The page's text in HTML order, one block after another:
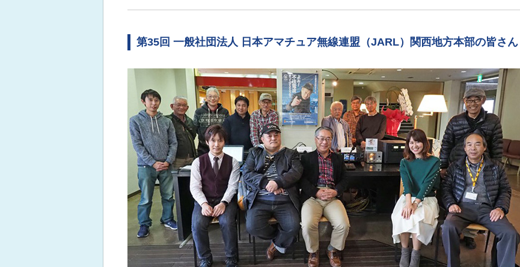
第35回 一般社団法人 日本アマチュア無線連盟（JARL）関西地方本部の皆さん